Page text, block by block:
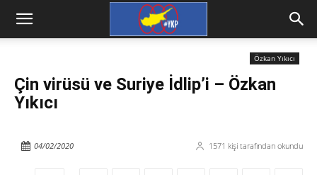
Özkan Yıkıcı
Çin virüsü ve Suriye İdlip’i – Özkan
Yıkıcı
1571 kişi tarafından okundu
04/02/2020